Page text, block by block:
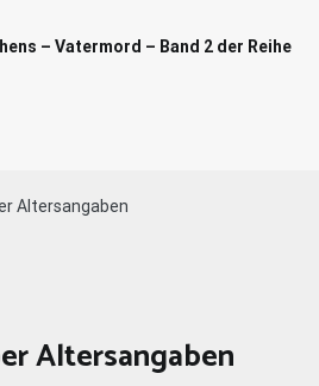
– Vatermord – Band 2 der Reihe
Altersangaben
Altersangaben